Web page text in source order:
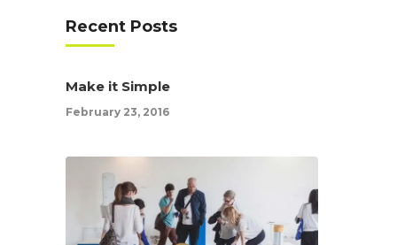
Recent Posts
Make it Simple
February 23, 2016